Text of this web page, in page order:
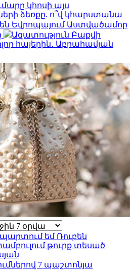
կհոսի այս
ձեռքը. ո՞վ կհարստանա
Եվրոպայում Աստվածամոր
Ազատություն Բաքվի
հայերին․ Աբրահամյան
եմ Ռուբեն
թուրք տեսած
7 պաշտոնյա